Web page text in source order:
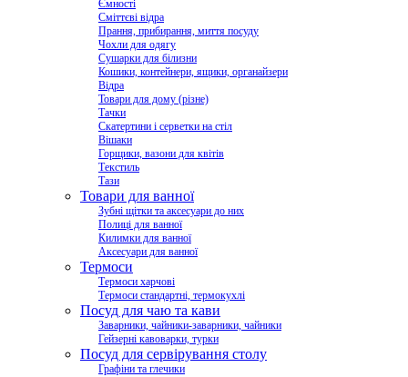
Ємності
Сміттєві відра
Прання, прибирання, миття посуду
Чохли для одягу
Сушарки для білизни
Кошики, контейнери, ящики, органайзери
Відра
Товари для дому (різне)
Тачки
Скатертини і серветки на стіл
Вішаки
Горщики, вазони для квітів
Текстиль
Тази
Товари для ванної
Зубні щітки та аксесуари до них
Полиці для ванної
Килимки для ванної
Аксесуари для ванної
Термоси
Термоси харчові
Термоси стандартні, термокухлі
Посуд для чаю та кави
Заварники, чайники-заварники, чайники
Гейзерні кавоварки, турки
Посуд для сервірування столу
Графіни та глечики